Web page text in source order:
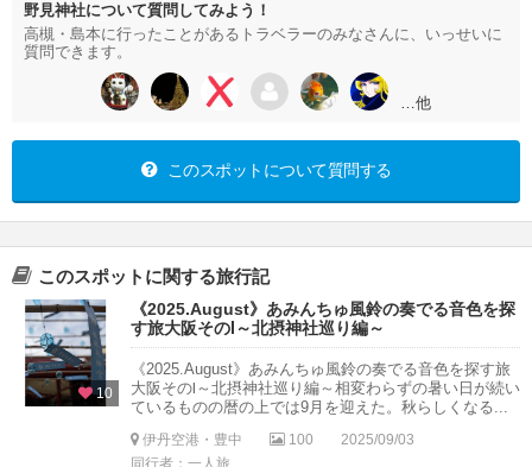
野見神社について質問してみよう！
高槻・島本に行ったことがあるトラベラーのみなさんに、いっせいに
質問できます。
…他
このスポットについて質問する
このスポットに関する旅行記
10
《2025.August》あみんちゅ風鈴の奏でる音色を探
す旅大阪そのⅠ～北摂神社巡り編～
《2025.August》あみんちゅ風鈴の奏でる音色を探す旅
大阪そのⅠ～北摂神社巡り編～相変わらずの暑い日が続い
ているものの暦の上では9月を迎えた。秋らしくなる...
伊丹空港・豊中 100
2025/09/03
同行者：一人旅